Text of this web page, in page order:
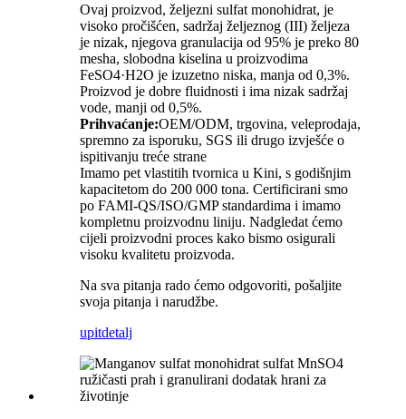
Ovaj proizvod, željezni sulfat monohidrat, je
visoko pročišćen, sadržaj željeznog (III) željeza
je nizak, njegova granulacija od 95% je preko 80
mesha, slobodna kiselina u proizvodima
FeSO4·H2O je izuzetno niska, manja od 0,3%.
Proizvod je dobre fluidnosti i ima nizak sadržaj
vode, manji od 0,5%.
Prihvaćanje:OEM/ODM, trgovina, veleprodaja,
spremno za isporuku, SGS ili drugo izvješće o
ispitivanju treće strane
Imamo pet vlastitih tvornica u Kini, s godišnjim
kapacitetom do 200 000 tona. Certificirani smo
po FAMI-QS/ISO/GMP standardima i imamo
kompletnu proizvodnu liniju. Nadgledat ćemo
cijeli proizvodni proces kako bismo osigurali
visoku kvalitetu proizvoda.
Na sva pitanja rado ćemo odgovoriti, pošaljite
svoja pitanja i narudžbe.
upitdetalj